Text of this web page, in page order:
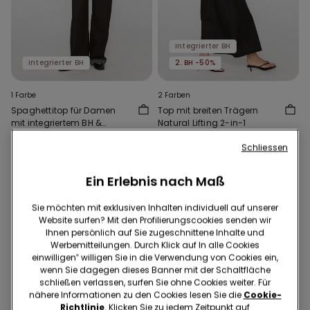
Integrierter BH
1 Farbe
Spaghettitop für Damen
mit integriertem BH &
Integrierter BH
2. BH -50%
2 Farben
Top mit breiten Trägern
Natural Lifting 2-in-1
Ein Erlebnis nach Maß
Sie möchten mit exklusiven Inhalten individuell auf unserer
Website surfen? Mit den Profilierungscookies senden wir
Ihnen persönlich auf Sie zugeschnittene Inhalte und
Werbemitteilungen. Durch Klick auf In alle Cookies
einwilligen‟ willigen Sie in die Verwendung von Cookies ein,
wenn Sie dagegen dieses Banner mit der Schaltfläche
schließen verlassen, surfen Sie ohne Cookies weiter. Für
nähere Informationen zu den Cookies lesen Sie die Cookie-
Richtlinie. Klicken Sie zu jedem Zeitpunkt auf
Schliessen